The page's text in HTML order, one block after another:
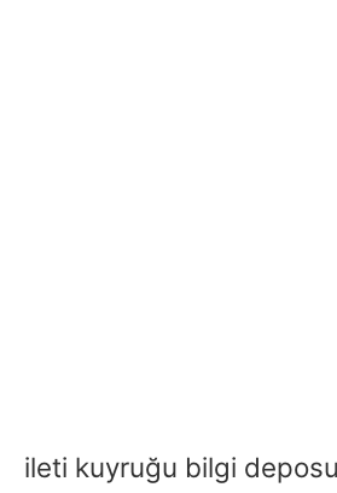
ileti kuyruğu bilgi